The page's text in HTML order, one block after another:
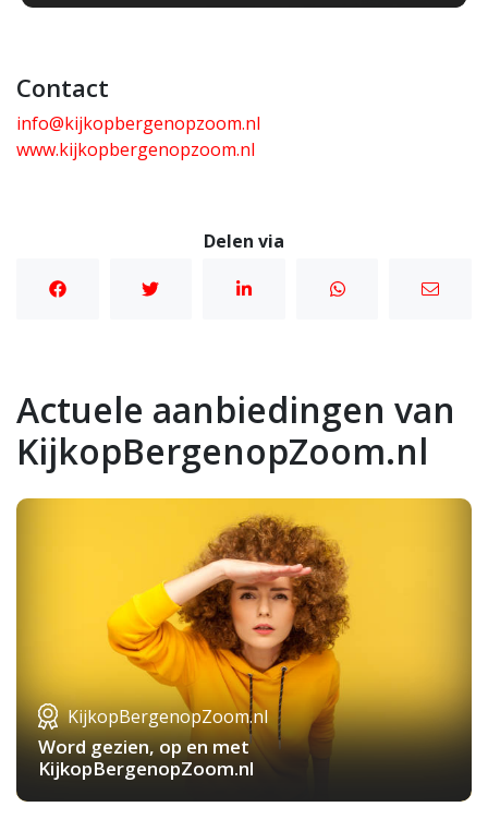
Contact
info@kijkopbergenopzoom.nl
www.kijkopbergenopzoom.nl
Delen via
Actuele aanbiedingen van
KijkopBergenopZoom.nl
KijkopBergenopZoom.nl
Word gezien, op en met
KijkopBergenopZoom.nl